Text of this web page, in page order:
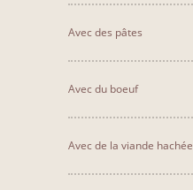
Avec des pâtes
Avec du boeuf
Avec de la viande hachée